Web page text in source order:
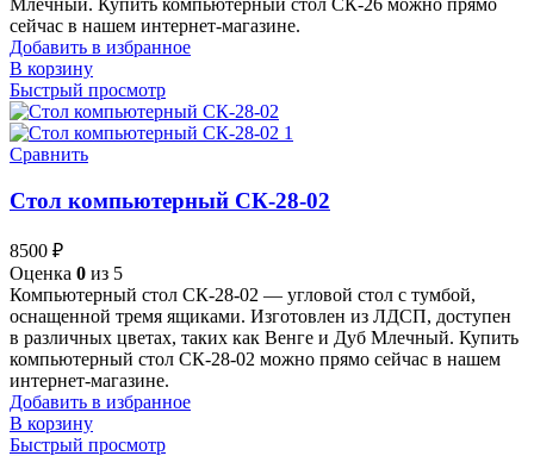
Млечный. Купить компьютерный стол СК-26 можно прямо
сейчас в нашем интернет-магазине.
Добавить в избранное
В корзину
Быстрый просмотр
Сравнить
Стол компьютерный СК-28-02
8500 ₽
Оценка 0 из 5
Компьютерный стол СК-28-02 — угловой стол с тумбой,
оснащенной тремя ящиками. Изготовлен из ЛДСП, доступен
в различных цветах, таких как Венге и Дуб Млечный. Купить
компьютерный стол СК-28-02 можно прямо сейчас в нашем
интернет-магазине.
Добавить в избранное
В корзину
Быстрый просмотр